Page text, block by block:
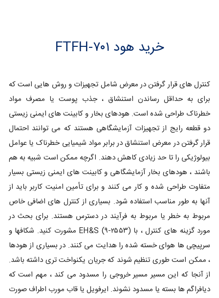
خرید هود FTFH-۷۰۱
کنترل های قرار گرفتن در معرض شامل تجهیزات و روش هایی است که
برای به حداقل رساندن استنشاق ، جذب پوست یا مصرف مواد
خطرناک طراحی شده است. هودهای بخار و کابینت های ایمنی زیستی
دو قطعه رایج از تجهیزات آزمایشگاهی هستند که می توانند احتمال
قرار گرفتن در معرض استنشاق در برابر مواد شیمیایی خطرناک یا عوامل
بیولوژیکی را تا حد زیادی کاهش دهند. اگرچه ممکن است شبیه به هم
باشند ، هودهای بخار آزمایشگاهی و کابینت های ایمنی زیستی بسیار
متفاوت طراحی شده و کار می کنند و برای تأمین امنیت کاربر باید از
آنها به طور مناسب استفاده شود. بسیاری از کنترل های اضافی خاص
مربوط به خطر یا مربوط به فرآیند در دسترس هستند. برای بحث در
مورد گزینه های کنترل ، با EH&S (۹-۲۵۵۳) مشورت کنید. شکافها و
سرپیچی ها هوای خسته شده را هدایت می کنند. در بسیاری از هودها
، ممکن است طوری تنظیم شوند که جریان یکنواخت تری داشته باشد.
از آنجا که این مسیر مسیر خروجی را مسدود می کند ، مهم است که
دیافراگم ها بسته یا مسدود نشوند. ایرفویل یا قاب مورب اطراف صورت